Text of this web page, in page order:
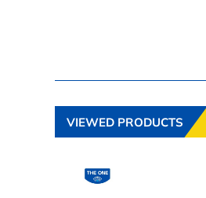
VIEWED PRODUCTS